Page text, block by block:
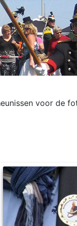
voor de